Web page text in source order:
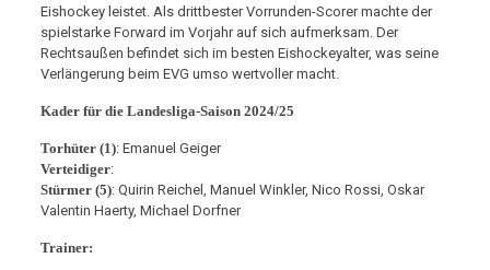
Eishockey leistet. Als drittbester Vorrunden-Scorer machte der
spielstarke Forward im Vorjahr auf sich aufmerksam. Der
Rechtsaußen befindet sich im besten Eishockeyalter, was seine
Verlängerung beim EVG umso wertvoller macht.
Kader für die Landesliga-Saison 2024/25
Torhüter (1): Emanuel Geiger
Verteidiger:
Stürmer (5): Quirin Reichel, Manuel Winkler, Nico Rossi, Oskar
Valentin Haerty, Michael Dorfner
Trainer: